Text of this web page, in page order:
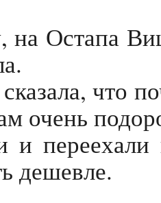
на Остапа
что
очень
и
дешевле.